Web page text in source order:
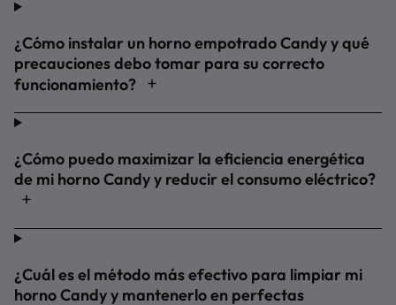
¿Cómo instalar un horno empotrado Candy y qué
precauciones debo tomar para su correcto
funcionamiento?
¿Cómo puedo maximizar la eficiencia energética
de mi horno Candy y reducir el consumo eléctrico?
¿Cuál es el método más efectivo para limpiar mi
horno Candy y mantenerlo en perfectas